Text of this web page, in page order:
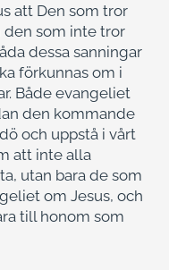
att Den som tror
den som inte tror
dessa sanningar
förkunnas om i
Både evangeliet
den kommande
och uppstå i vårt
att inte alla
utan bara de som
om Jesus, och
till honom som